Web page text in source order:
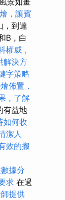
，讓賓
，到達
B，白
權威，
解決方
字策略
佈置，
，了解
有益地
如何收
潔人
效的搬
據分
求 在過
提供